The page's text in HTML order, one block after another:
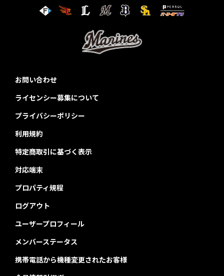
お問い合わせ
ライセンシー募集について
プライバシーポリシー
利用規約
特定商取引に基づく表示
対応端末
プロパティ規程
ログアウト
ユーザープロフィール
メンバーステータス
携帯電話から機種変更されたお客様